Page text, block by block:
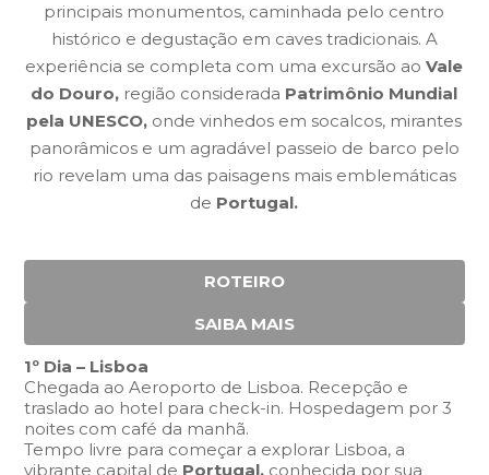
principais monumentos, caminhada pelo centro
histórico e degustação em caves tradicionais. A
experiência se completa com uma excursão aoVale
do Douro, região considerada Patrimônio Mundial
pela UNESCO, onde vinhedos em socalcos, mirantes
panorâmicos e um agradável passeio de barco pelo
rio revelam uma das paisagens mais emblemáticas
de Portugal.
ROTEIRO
SAIBA MAIS
1º Dia – Lisboa
Chegada ao Aeroporto de Lisboa. Recepção e
traslado ao hotel para check-in. Hospedagem por 3
noites com café da manhã.
Tempo livre para começar a explorar Lisboa, a
vibrante capital de Portugal, conhecida por sua